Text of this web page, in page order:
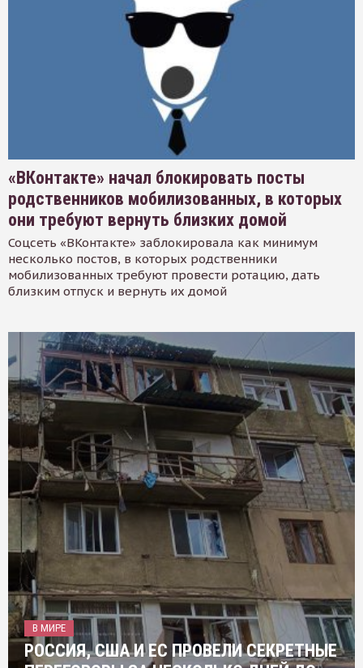
«ВКонтакте» начал блокировать посты
родственников мобилизованных, в которых
они требуют вернуть близких домой
Соцсеть «ВКонтакте» заблокировала как минимум
несколько постов, в которых родственники
мобилизованных требуют провести ротацию, дать
близким отпуск и вернуть их домой
В МИРЕ
РОССИЯ, США И ЕС ПРОВЕЛИ СЕКРЕТНЫЕ